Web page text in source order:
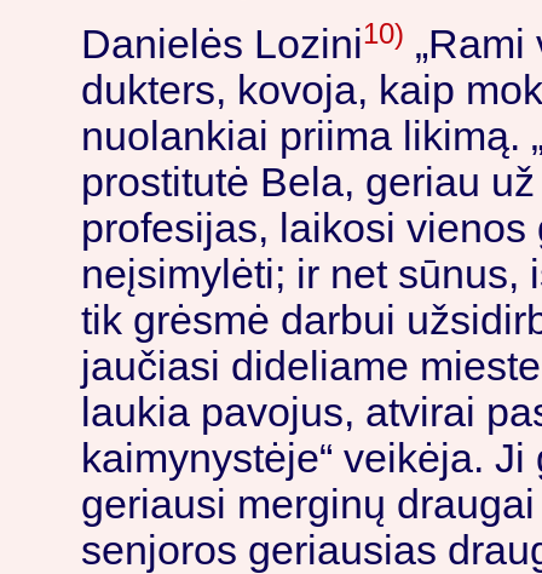
Danielės Lozini10) „Rami
dukters, kovoja, kaip
nuolankiai priima likimą.
prostitutė Bela, geriau
profesijas, laikosi
neįsimylėti; ir net sūnus,
tik grėsmė darbui
jaučiasi dideliame
laukia pavojus, atvirai
kaimynystėje“ veikėja.
geriausi merginų
senjoros geriausias